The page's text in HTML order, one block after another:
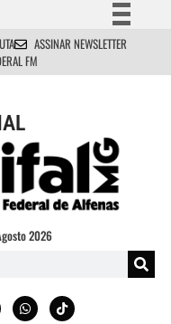
Simplifique!
Comunica BR
à informação
Legislação
Canais
ASSINAR NEWSLETTER
FM
2026